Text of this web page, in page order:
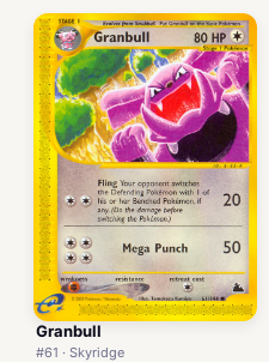
Granbull
#61 · Skyridge